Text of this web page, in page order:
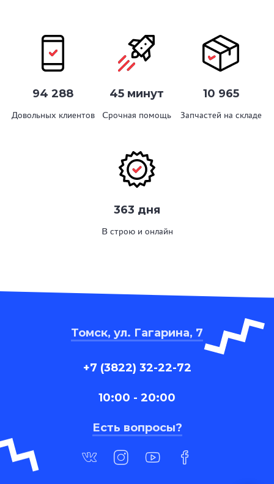
94 288
Довольных клиентов
45 минут
Срочная помощь
10 965
Запчастей на складе
363 дня
В строю и онлайн
Томск, ул. Гагарина, 7
+7 (3822) 32-22-72
10:00 - 20:00
Есть вопросы?